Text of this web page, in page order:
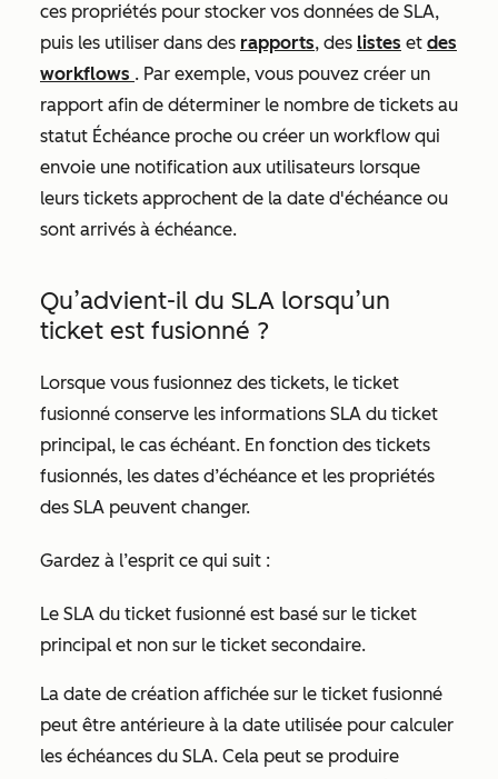
ces propriétés pour stocker vos données de SLA,
puis les utiliser dans des rapports, des listes et des
workflows . Par exemple, vous pouvez créer un
rapport afin de déterminer le nombre de tickets au
statut Échéance proche ou créer un workflow qui
envoie une notification aux utilisateurs lorsque
leurs tickets approchent de la date d'échéance ou
sont arrivés à échéance.
Qu’advient-il du SLA lorsqu’un
ticket est fusionné ?
Lorsque vous fusionnez des tickets, le ticket
fusionné conserve les informations SLA du ticket
principal, le cas échéant. En fonction des tickets
fusionnés, les dates d’échéance et les propriétés
des SLA peuvent changer.
Gardez à l’esprit ce qui suit :
Le SLA du ticket fusionné est basé sur le ticket
principal et non sur le ticket secondaire.
La date de création affichée sur le ticket fusionné
peut être antérieure à la date utilisée pour calculer
les échéances du SLA. Cela peut se produire